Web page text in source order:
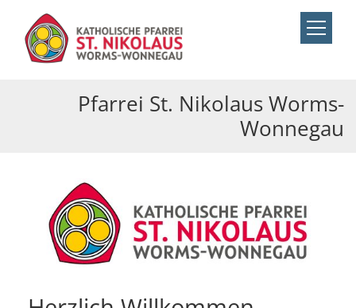
Zum Inhalt springen
Pfarrei St. Nikolaus Worms-
Wonnegau